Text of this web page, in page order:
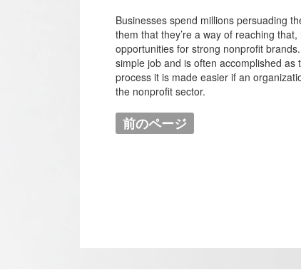
Businesses spend millions persuading
them that they’re a way of reaching
opportunities for strong nonprofit
simple job and is often accomplished
process it is made easier if an
the nonprofit sector.
前のページ